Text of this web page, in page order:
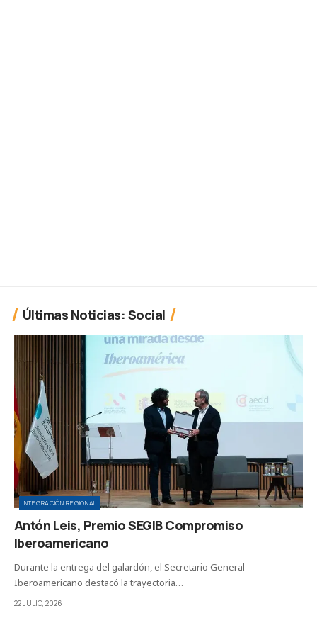
Últimas Noticias: Social
INTEGRACIÓN REGIONAL
Antón Leis, Premio SEGIB Compromiso
Iberoamericano
Durante la entrega del galardón, el Secretario General
Iberoamericano destacó la trayectoria…
22 JULIO, 2026